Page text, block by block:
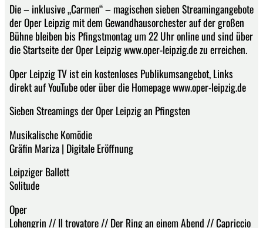
Die – inklusive „Carmen“ – magischen sieben Streamingangebote
der Oper Leipzig mit dem Gewandhausorchester auf der großen
Bühne bleiben bis Pfingstmontag um 22 Uhr online und sind über
die Startseite der Oper Leipzig www.oper-leipzig.de zu erreichen.
Oper Leipzig TV ist ein kostenloses Publikumsangebot, Links
direkt auf YouTube oder über die Homepage www.oper-leipzig.de
Sieben Streamings der Oper Leipzig an Pfingsten
Musikalische Komödie
Gräfin Mariza | Digitale Eröffnung
Leipziger Ballett
Solitude
Oper
Lohengrin // Il trovatore // Der Ring an einem Abend // Capriccio